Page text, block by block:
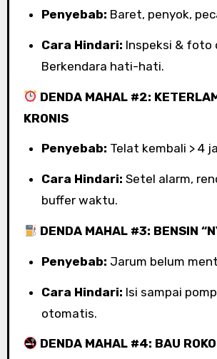
Penyebab: Baret, penyok,
Cara Hindari: Inspeksi & foto
Berkendara hati-hati.
DENDA MAHAL #2:
KRONIS
Penyebab: Telat kembali > 4
Cara Hindari: Setel alarm,
buffer waktu.
DENDA MAHAL #3: BENSIN
Penyebab: Jarum belum
Cara Hindari: Isi sampai
otomatis.
DENDA MAHAL #4: BAU